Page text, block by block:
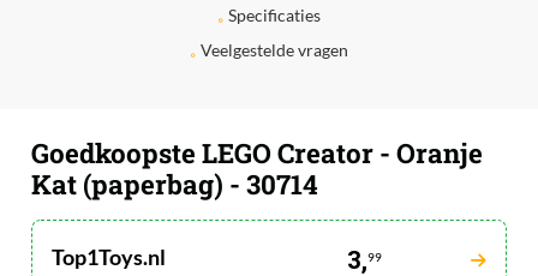
Specificaties
Veelgestelde vragen
Goedkoopste LEGO Creator - Oranje
Kat (paperbag) - 30714
Top1Toys.nl 3,99